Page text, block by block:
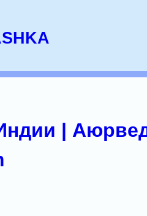
|